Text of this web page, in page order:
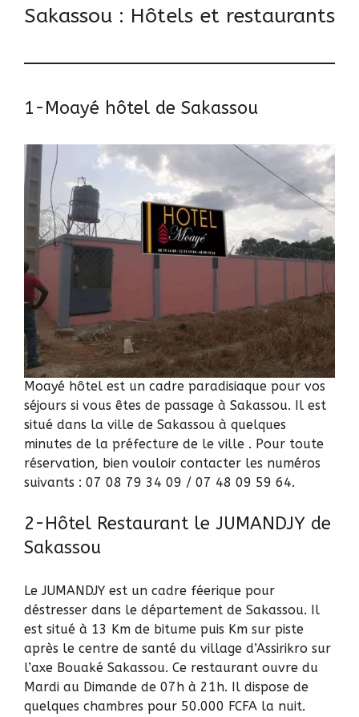
Sakassou : Hôtels et restaurants
1-Moayé hôtel de Sakassou
Moayé hôtel est un cadre paradisiaque pour vos
séjours si vous êtes de passage à Sakassou. Il est
situé dans la ville de Sakassou à quelques
minutes de la préfecture de le ville . Pour toute
réservation, bien vouloir contacter les numéros
suivants : 07 08 79 34 09 / 07 48 09 59 64.
2-Hôtel Restaurant le JUMANDJY de
Sakassou
Le JUMANDJY est un cadre féerique pour
déstresser dans le département de Sakassou. Il
est situé à 13 Km de bitume puis Km sur piste
après le centre de santé du village d’Assirikro sur
l’axe Bouaké Sakassou. Ce restaurant ouvre du
Mardi au Dimande de 07h à 21h. Il dispose de
quelques chambres pour 50.000 FCFA la nuit.